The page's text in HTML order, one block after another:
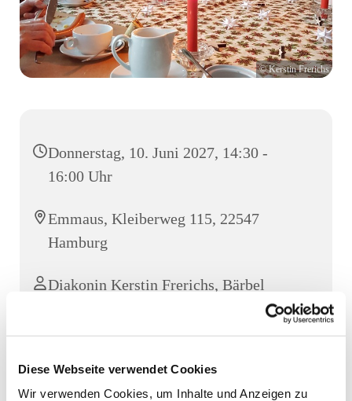
Diese Webseite verwendet Cookies
Wir verwenden Cookies, um Inhalte und Anzeigen zu
© Kerstin Frerichs
Donnerstag, 10. Juni 2027, 14:30 -
16:00 Uhr
Emmaus, Kleiberweg 115, 22547
Hamburg
Diakonin Kerstin Frerichs, Bärbel
Kaffee, Klönen, Geschichten und Themen - das ist der